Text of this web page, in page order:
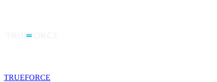
TRUEFORCE